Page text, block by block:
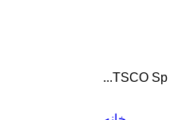
TSCO Sp...